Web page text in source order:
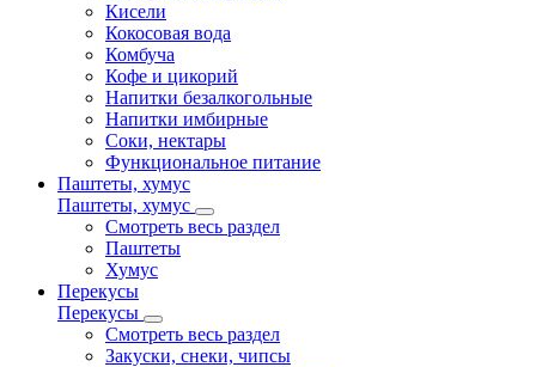
Кисели
Кокосовая вода
Комбуча
Кофе и цикорий
Напитки безалкогольные
Напитки имбирные
Соки, нектары
Функциональное питание
Паштеты, хумус
Паштеты, хумус
Смотреть весь раздел
Паштеты
Хумус
Перекусы
Перекусы
Смотреть весь раздел
Закуски, снеки, чипсы